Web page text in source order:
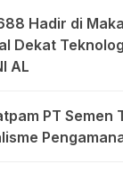
Hadir di
Dekat
AL
PT Semen